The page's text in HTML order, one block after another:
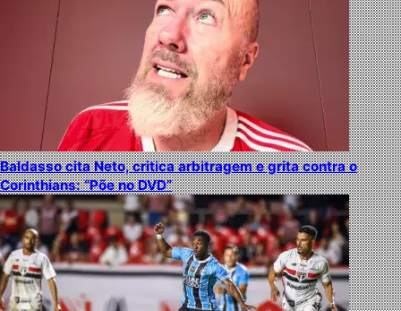
Baldasso cita Neto, critica arbitragem e grita contra o
Corinthians: “Põe no DVD”